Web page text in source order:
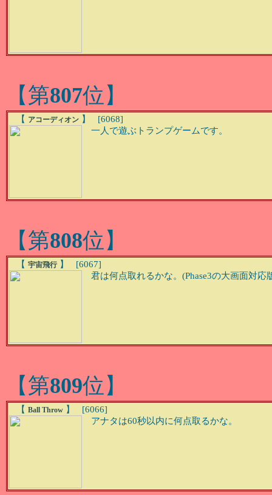
【第807位】
【 アコーディオン 】 [6068]
一人で遊ぶトランプゲームです。
【第808位】
【 宇宙飛行】 [6067]
君は何点取れるかな。(Phase3の大画面対応
【第809位】
【 Ball Throw 】 [6066]
アナタは60秒以内に何点取るかな。